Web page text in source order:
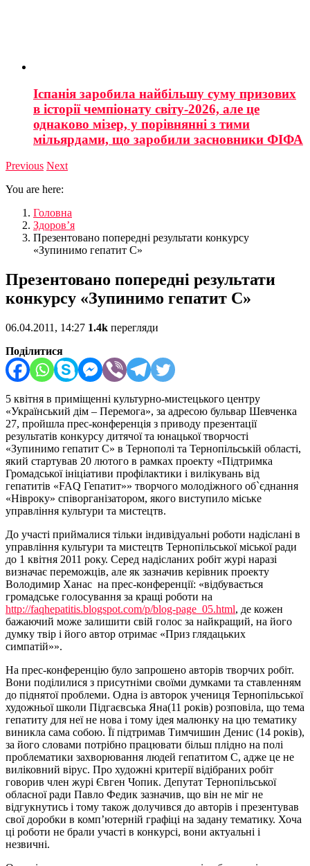
Іспанія заробила найбільшу суму призових
в історії чемпіонату світу-2026, але це
однаково мізер, у порівнянні з тими
мільярдами, що заробили засновники ФІФА
Previous Next
You are here:
Головна
Здоров’я
Презентовано попередні результати конкурсу
«Зупинимо гепатит С»
Презентовано попередні результати
конкурсу «Зупинимо гепатит С»
06.04.2011, 14:27 1.4k перегляди
Поділитися
5 квітня в приміщенні культурно-мистецького центру
«Український дім – Перемога», за адресою бульвар Шевченка
27, пройшла прес-конференція з приводу презентації
результатів конкурсу дитячої та юнацької творчості
«Зупинимо гепатит С» в Тернополі та Тернопільській області,
який стартував 20 лютого в рамках проекту «Підтримка
Громадської ініціативи профілактики і вилікувань від
гепатитів «FAQ Гепатит»» творчого молодіжного об`єднання
«Нівроку» співорганізатором, якого виступило міське
управління культури та мистецтв.
До участі приймалися тільки індивідуальні роботи надіслані в
управління культури та мистецтв Тернопільської міської ради
до 1 квітня 2011 року. Серед надісланих робіт журі наразі
визначає переможців, але як зазначив керівник проекту
Володимир Ханас на прес-конференції: «відбувається
громадське голосування за кращі роботи на
http://faqhepatitis.blogspot.com/p/blog-page_05.html, де кожен
бажаючий може залишити свій голос за найкращий, на його
думку твір і його автор отримає «Приз глядацьких
симпатій»».
На прес-конференцію було запрошено авторів творчих робіт.
Вони поділилися з присутніми своїми думками та ставленням
до піднятої проблеми. Одна із авторок учениця Тернопільської
художньої школи Підгаєвська Яна(11 років) розповіла, що тема
гепатиту для неї не нова і тому ідея малюнку на цю тематику
виникла сама собою. Її підтримав Тимчишин Денис (14 років),
за його словами потрібно працювати більш плідно на полі
проблематики захворювання людей гепатитом С, адже це не
виліковний вірус. Про художні критерії відібраних робіт
говорив член журі Євген Чопик. Депутат Тернопільської
обласної ради Павло Федик зазначив, що він не міг не
відгукнутись і тому також долучився до авторів і презентував
свої доробки в комп’ютерній графіці на задану тематику. Хоча
ці роботи не брали участі в конкурсі, вони актуальні і
незвичні.